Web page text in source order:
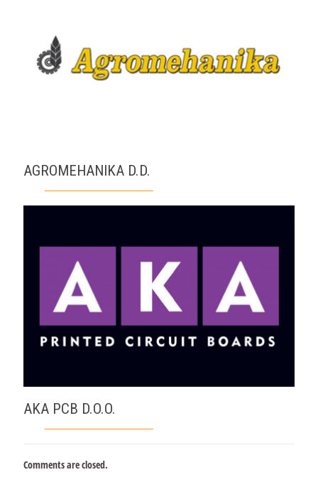
AGROMEHANIKA D.D.
AKA PCB D.O.O.
Comments are closed.